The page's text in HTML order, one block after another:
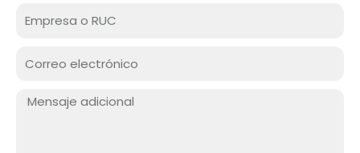
electrónico
Mensaje: